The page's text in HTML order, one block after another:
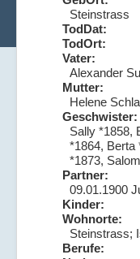
Steinstrass
TodDat:
TodOrt:
Vater:
Alexander
Mutter:
Helene
Geschwister:
Sally *1858,
*1864, Berta
*1873,
Partner:
09.01.1900
Kinder:
Wohnorte:
Steinstrass;
Berufe: